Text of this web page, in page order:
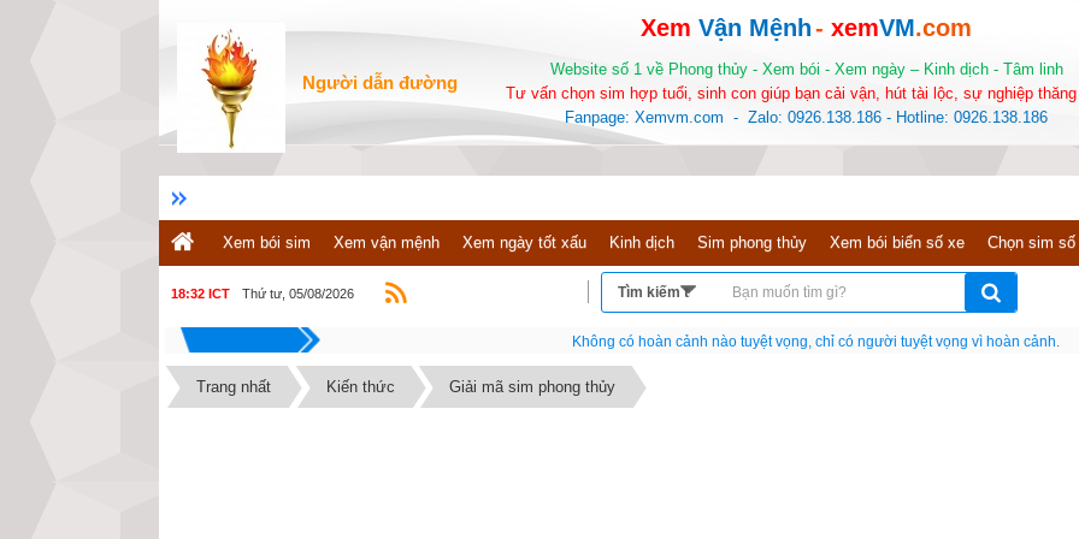
Người dẫn đường
Xem Vận Mệnh- xemVM.com
Website số 1 về Phong thủy - Xem bói - Xem ngày – Kinh dịch - Tâm linh
Tư vấn chọn sim hợp tuổi, sinh con giúp bạn cải vận, hút tài lộc, sự nghiệp
Fanpage: Xemvm.com - Zalo: 0926.138.186 - Hotline: 0926.138.186
Xem bói sim Xem vận mệnh Xem ngày tốt xấu Kinh dịch Sim phong thủy Xem bói biển số xe Chọn sim số
18:32 ICT Thứ tư, 05/08/2026
Nếu như không chịu học tập thì cho dù đi vạn dặm đường cũng chỉ là anh đưa thư.
Trang nhất Kiến thức Giải mã sim phong thủy